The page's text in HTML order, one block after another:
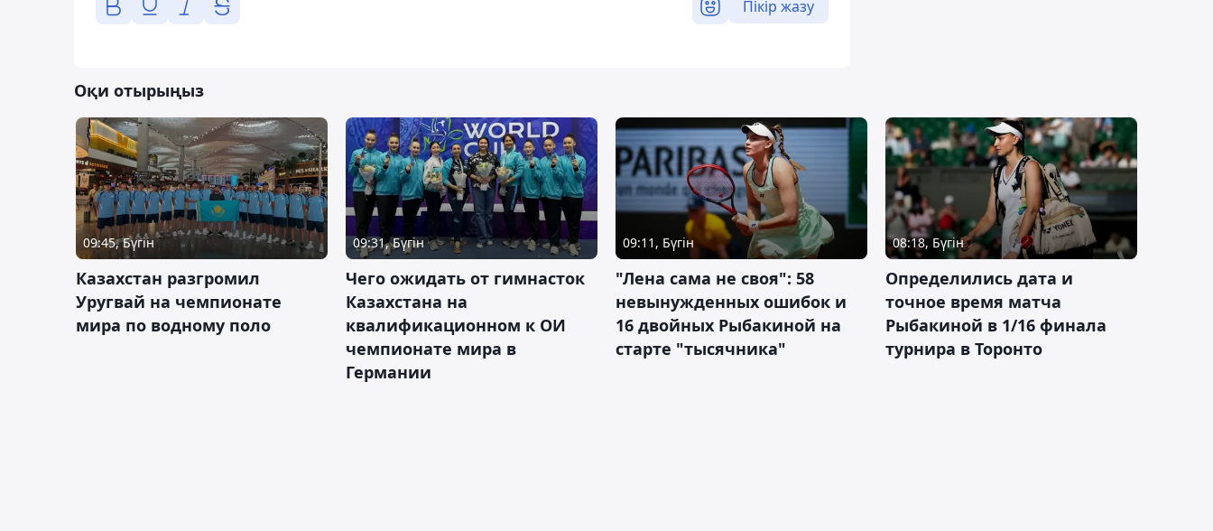
Пікір жазу
Оқи отырыңыз
09:45, Бүгін
Казахстан разгромил
Уругвай на чемпионате
мира по водному поло
09:31, Бүгін
Чего ожидать от гимнасток
Казахстана на
квалификационном к ОИ
чемпионате мира в
Германии
09:11, Бүгін
"Лена сама не своя": 58
невынужденных ошибок и
16 двойных Рыбакиной на
старте "тысячника"
08:18, Бүгін
Определились дата и
точное время матча
Рыбакиной в 1/16 финала
турнира в Торонто